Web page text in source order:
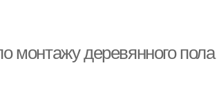
монтажу деревянного пола